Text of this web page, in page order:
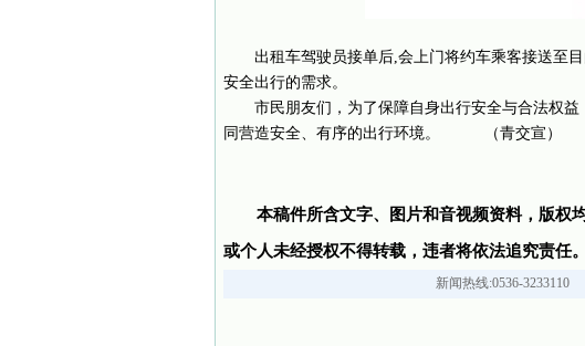
出租车驾驶员接单后,会上门将约车乘客接送至
安全出行的需求。
市民朋友们，为了保障自身出行安全与合法权
同营造安全、有序的出行环境。 （青交宣）
本稿件所含文字、图片和音视频资料，版权
或个人未经授权不得转载，违者将依法追究责任。
新闻热线:0536-3233110